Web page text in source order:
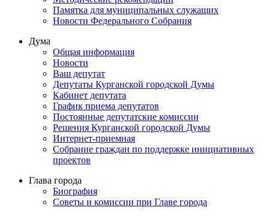
Памятка для муниципальных служащих
Новости Федерального Cобрания
Дума
Общая информация
Новости
Ваш депутат
Депутаты Курганской городской Думы
Кабинет депутата
График приема депутатов
Постоянные депутатские комиссии
Решения Курганской городской Думы
Интернет-приемная
Собрание граждан по поддержке инициативных
проектов
Глава города
Биография
Советы и комиссии при Главе города